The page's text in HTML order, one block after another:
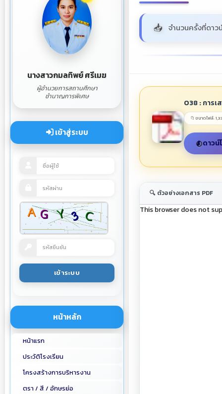
นางสาวกมลทิพย์ ศรีเมฆ
ผู้อำนวยการสถานศึกษา
ชำนาญการพิเศษ
เข้าสู่ระบบ
หน้าหลัก
หน้าแรก
ประวัติโรงเรียน
โครงสร้างการบริหารงาน
ตรา / สี / อักษรย่อ
จำนวนครั้งที่ดาว
O38 : การ
📁 ขนาดไฟล์:
ดาวน์
🔍 ตัวอย่างเอกสาร PDF
This browser does not